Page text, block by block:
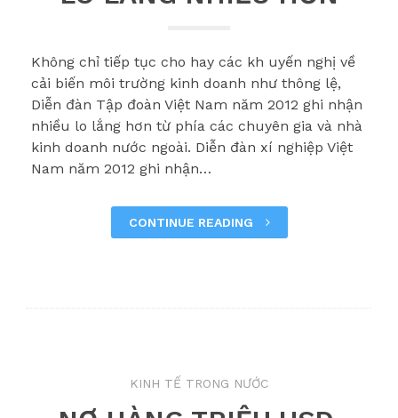
Không chỉ tiếp tục cho hay các kh uyến nghị về
cải biến môi trường kinh doanh như thông lệ,
Diễn đàn Tập đoàn Việt Nam năm 2012 ghi nhận
nhiều lo lắng hơn từ phía các chuyên gia và nhà
kinh doanh nước ngoài. Diễn đàn xí nghiệp Việt
Nam năm 2012 ghi nhận…
CONTINUE READING
KINH TẾ TRONG NƯỚC